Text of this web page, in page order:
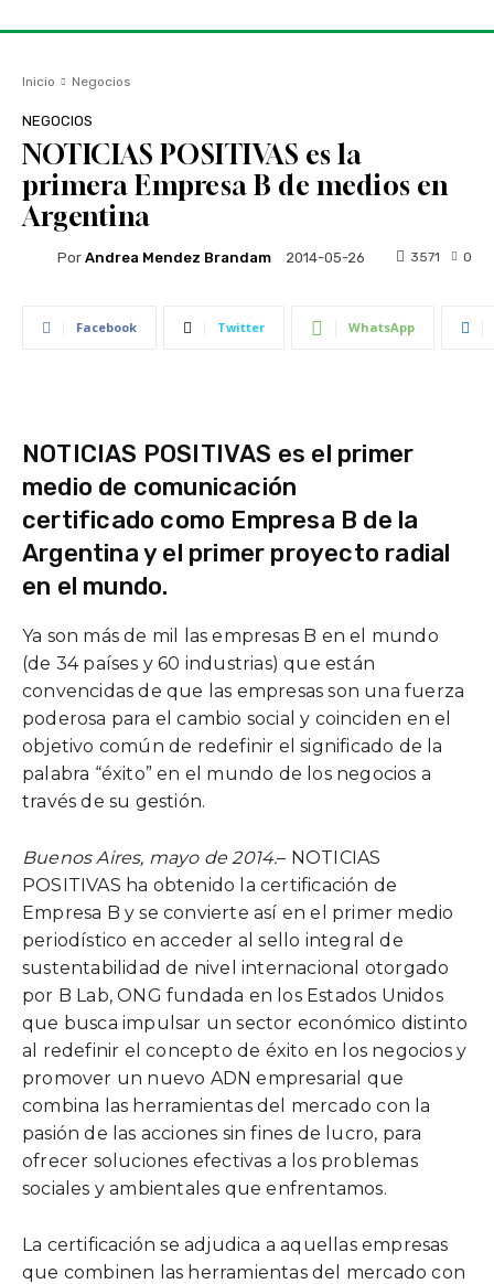
Inicio Negocios
NEGOCIOS
NOTICIAS POSITIVAS es la
primera Empresa B de medios en
Argentina
Por Andrea Mendez Brandam 2014-05-26 0
3571
Facebook Twitter WhatsApp
NOTICIAS POSITIVAS es el primer
medio de comunicación
certificado como Empresa B de la
Argentina y el primer proyecto radial
en el mundo.
Ya son más de mil las empresas B en el mundo
(de 34 países y 60 industrias) que están
convencidas de que las empresas son una fuerza
poderosa para el cambio social y coinciden en el
objetivo común de redefinir el significado de la
palabra “éxito” en el mundo de los negocios a
través de su gestión.
Buenos Aires, mayo de 2014.– NOTICIAS
POSITIVAS ha obtenido la certificación de
Empresa B y se convierte así en el primer medio
periodístico en acceder al sello integral de
sustentabilidad de nivel internacional otorgado
por B Lab, ONG fundada en los Estados Unidos
que busca impulsar un sector económico distinto
al redefinir el concepto de éxito en los negocios y
promover un nuevo ADN empresarial que
combina las herramientas del mercado con la
pasión de las acciones sin fines de lucro, para
ofrecer soluciones efectivas a los problemas
sociales y ambientales que enfrentamos.
La certificación se adjudica a aquellas empresas
que combinen las herramientas del mercado con